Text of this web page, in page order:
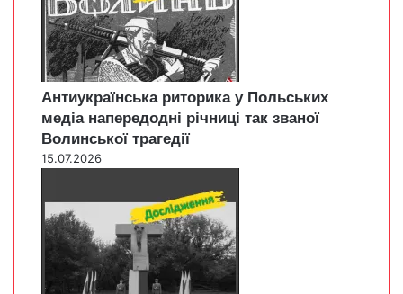
Антиукраїнська риторика у Польських
медіа напередодні річниці так званої
Волинської трагедії
15.07.2026